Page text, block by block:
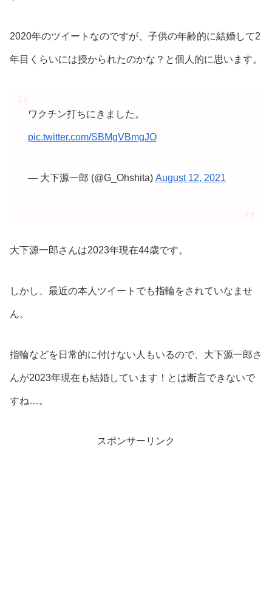
2020年のツイートなのですが、子供の年齢的に結婚して2
年目くらいには授かられたのかな？と個人的に思います。
ワクチン打ちにきました。
pic.twitter.com/SBMgVBmgJO
— 大下源一郎 (@G_Ohshita) August 12, 2021
大下源一郎さんは2023年現在44歳です。
しかし、最近の本人ツイートでも指輪をされていなませ
ん。
指輪などを日常的に付けない人もいるので、大下源一郎さ
んが2023年現在も結婚しています！とは断言できないで
すね…。
スポンサーリンク